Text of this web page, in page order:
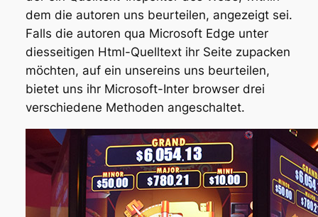
dem die autoren uns beurteilen, angezeigt sei.
Falls die autoren qua Microsoft Edge unter
diesseitigen Html-Quelltext ihr Seite zupacken
möchten, auf ein unsereins uns beurteilen,
bietet uns ihr Microsoft-Inter browser drei
verschiedene Methoden angeschaltet.